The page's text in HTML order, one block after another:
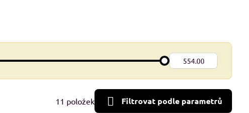
11 položek Filtrovat podle parametrů
Do: